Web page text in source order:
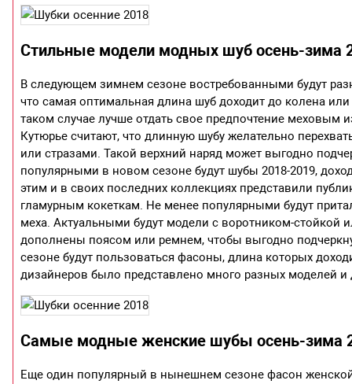
Стильные модели модных шуб осень-зима
В следующем зимнем сезоне востребованными будут
что самая оптимальная длина шуб доходит до колена
таком случае лучше отдать свое предпочтение
Кутюрье считают, что длинную шубу желательно
или стразами. Такой верхний наряд может выгодно
популярными в новом сезоне будут шубы 2018-2019,
этим и в своих последних коллекциях представили
гламурным кокеткам. Не менее популярными будут
меха. Актуальными будут модели с воротником-стойкой
дополнены поясом или ремнем, чтобы выгодно
сезоне будут пользоваться фасоны, длина которых
дизайнеров было представлено много разных моделей
Самые модные женские шубы осень-зима
Еще один популярный в нынешнем сезоне фасон